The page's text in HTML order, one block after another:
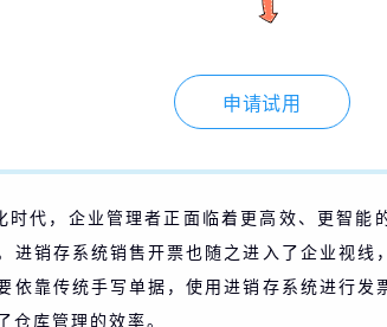
申请试用
时代，企业管理者正面临着更高效、更智能
进销存系统销售开票也随之进入了企业视线
依靠传统手写单据，使用进销存系统进行发
仓库管理的效率。